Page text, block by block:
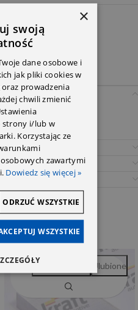
SOLD OUTPorównywarka Ulubione
×
swoją
dane osobowe i
jak pliki cookies w
oraz prowadzenia
chwili zmienić
strony i/lub w
Korzystając ze
zawartymi
Dowiedz się więcej »
WSZYSTKIE
ODRZUĆ WSZYSTKIE